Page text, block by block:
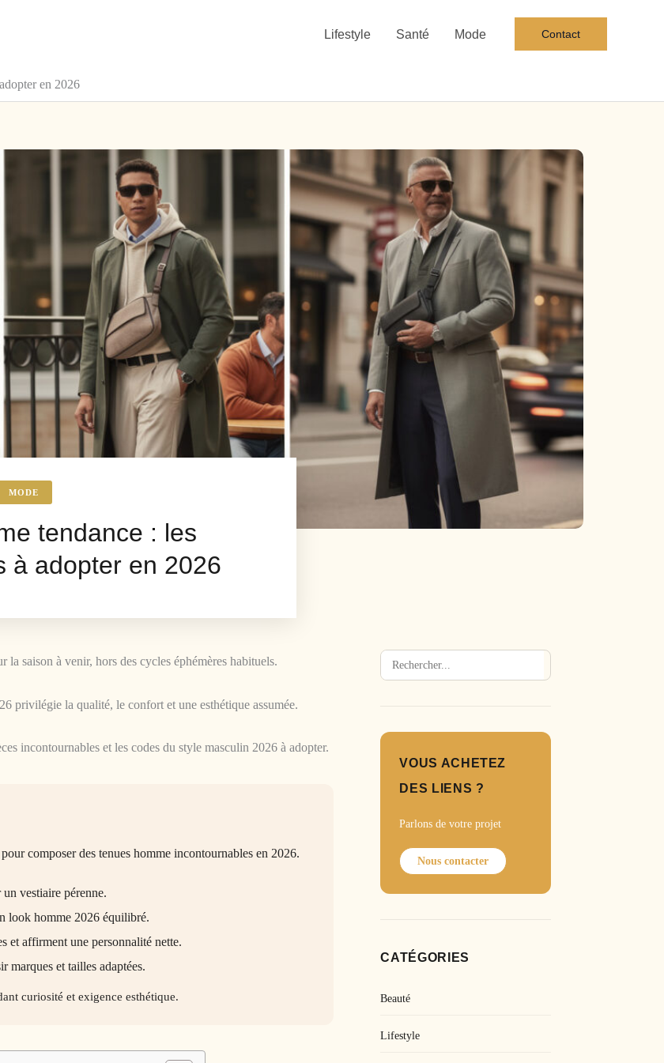
Lifestyle Santé Mode Contact
en 2026
MODE
tendance : les
à adopter en 2026
la saison à venir, hors des cycles éphémères habituels.
privilégie la qualité, le confort et une esthétique assumée.
incontournables et les codes du style masculin 2026 à adopter.
composer des tenues homme incontournables en 2026.
vestiaire pérenne.
look homme 2026 équilibré.
et affirment une personnalité nette.
marques et tailles adaptées.
curiosité et exigence esthétique.
Rechercher
VOUS ACHETEZ
DES LIENS ?
Parlons de votre projet
Nous contacter
CATÉGORIES
Beauté
Lifestyle